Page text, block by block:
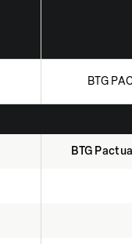
BTG
BTG